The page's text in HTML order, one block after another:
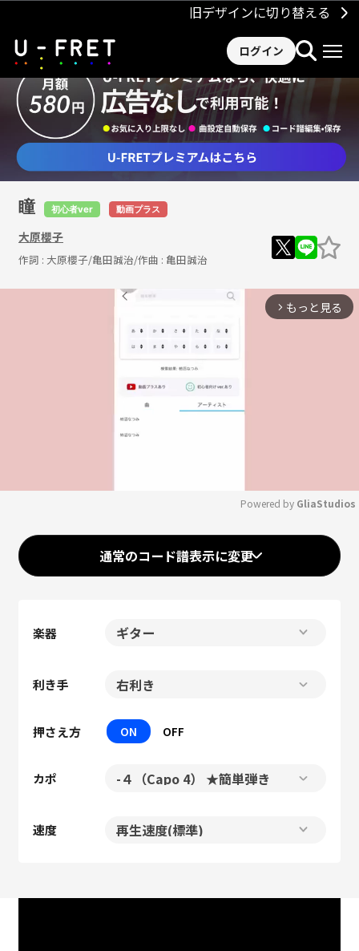
旧デザインに切り替える
ログイン
瞳 初心者ver 動画プラス
大原櫻子
作詞 : 大原櫻子/亀田誠治/作曲 : 亀田誠治
arrow_forward_ios もっと見る
Mute
Powered by GliaStudios
通常のコード譜表示に変更
楽器
利き手
押さえ方 ON OFF
カポ
速度